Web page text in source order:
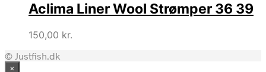
var:
799,00 kr..
er:
699,00 kr..
Aclima Liner Wool Strømper 36 39
150,00 kr.
© Justfish.dk
×